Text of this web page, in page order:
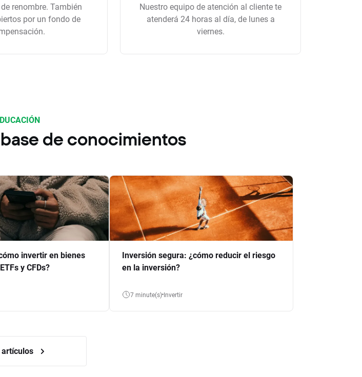
renombre. También
por un fondo de
Nuestro equipo de atención al cliente te
atenderá 24 horas al día, de lunes a
viernes.
de conocimientos
invertir en bienes
y CFDs?
Inversión segura: ¿cómo reducir el riesgo
en la inversión?
7 minute(s) Invertir
artículos